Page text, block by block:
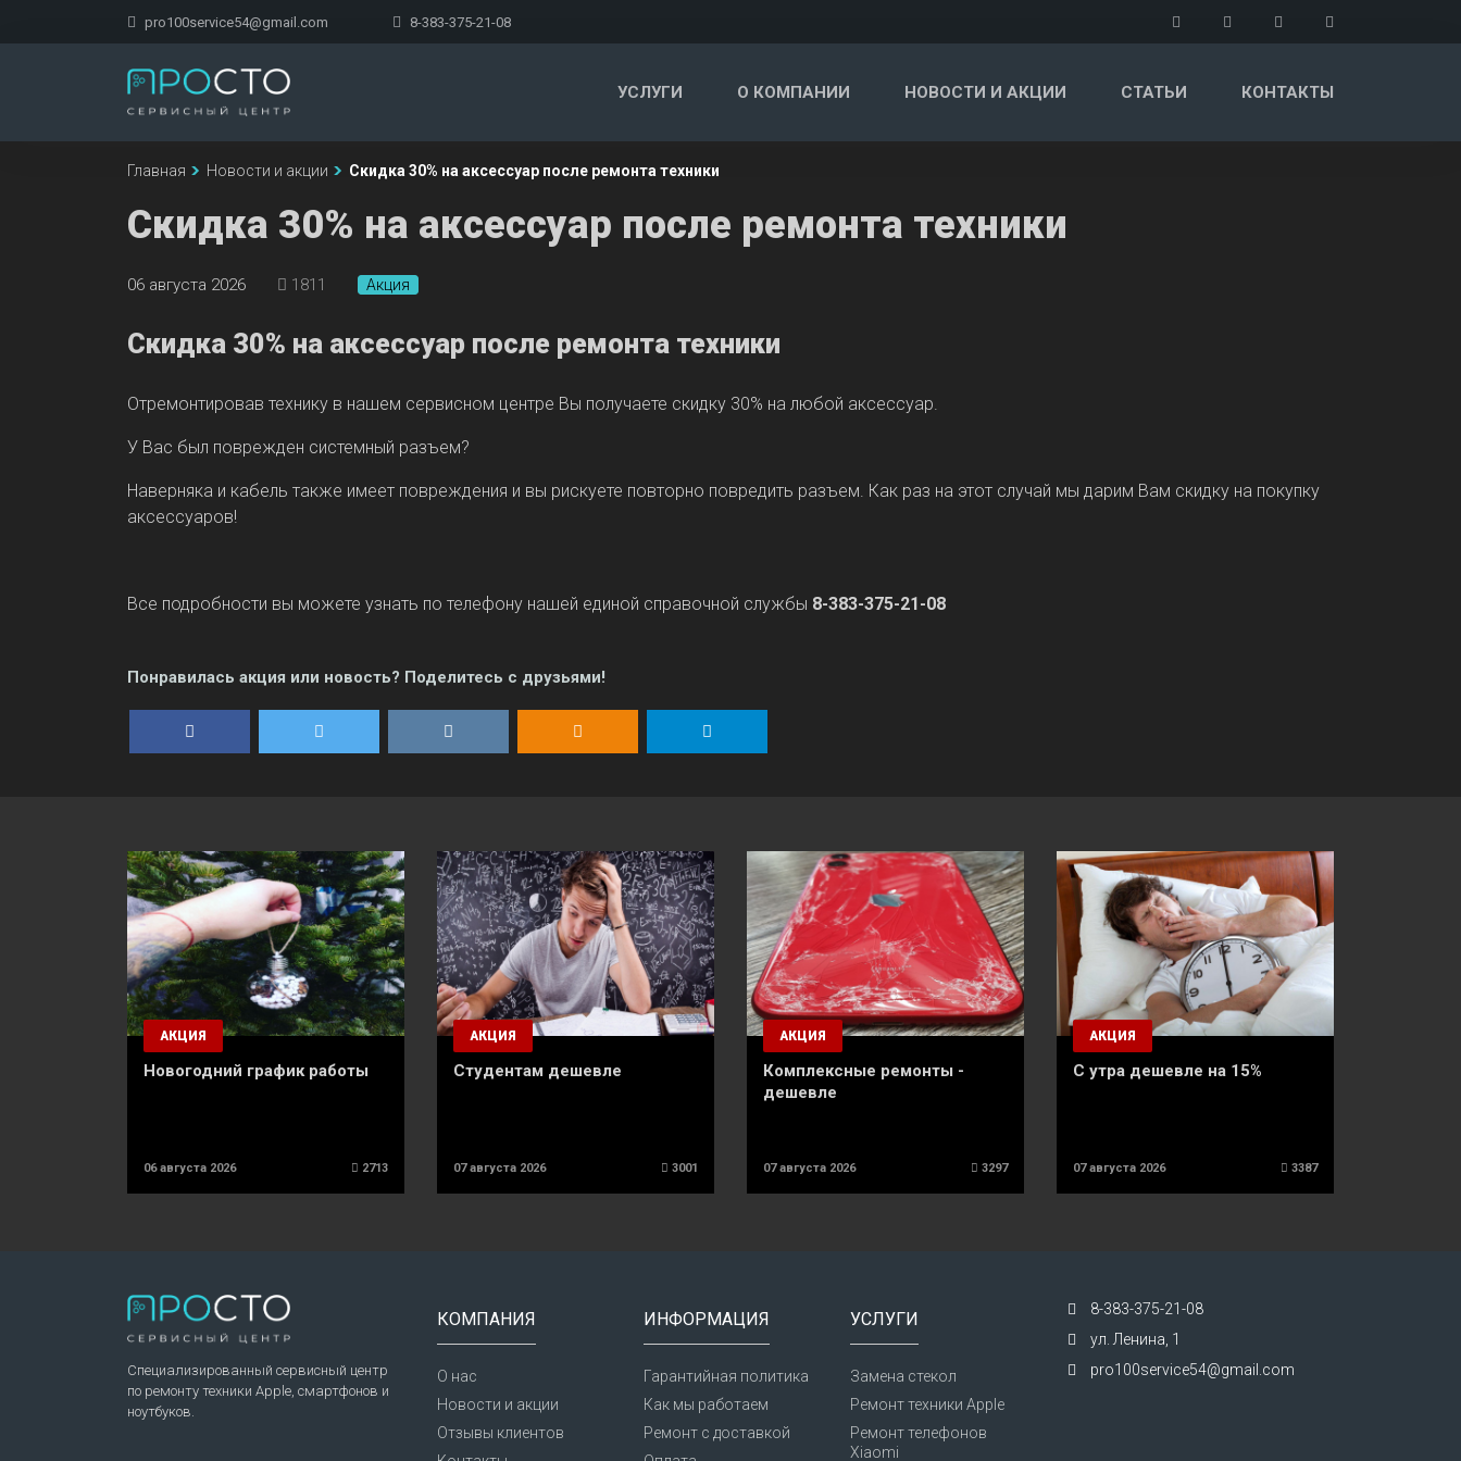
pro100service54@gmail.com 8-383-375-21-08
УСЛУГИ О КОМПАНИИ НОВОСТИ И АКЦИИ СТАТЬИ КОНТАКТЫ
Главная Новости и акции Скидка 30% на аксессуар после ремонта техники
Скидка 30% на аксессуар после ремонта техники
06 августа 2026 1811 Акция
Скидка 30% на аксессуар после ремонта техники
Отремонтировав технику в нашем сервисном центре Вы получаете скидку 30% на любой аксессуар.
У Вас был поврежден системный разъем?
Наверняка и кабель также имеет повреждения и вы рискуете повторно повредить разъем. Как раз на этот случай мы дарим Вам скидку на покупку
аксессуаров!
Все подробности вы можете узнать по телефону нашей единой справочной службы 8-383-375-21-08
Понравилась акция или новость? Поделитесь с друзьями!
АКЦИЯ
Новогодний график работы
06 августа 2026 2713
АКЦИЯ
Студентам дешевле
07 августа 2026 3001
АКЦИЯ
Комплексные ремонты -
дешевле
07 августа 2026 3297
АКЦИЯ
С утра дешевле на 15%
07 августа 2026 3387
Специализированный сервисный центр
по ремонту техники Apple, смартфонов и
ноутбуков.
КОМПАНИЯ
О нас
Новости и акции
Отзывы клиентов
ИНФОРМАЦИЯ
Гарантийная политика
Как мы работаем
Ремонт с доставкой
УСЛУГИ
Замена стекол
Ремонт техники Apple
Ремонт телефонов
Xiaomi
8-383-375-21-08
ул. Ленина, 1
pro100service54@gmail.com